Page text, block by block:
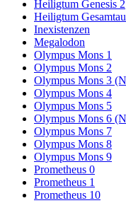
Heiligtum Genesis 2
Heiligtum
Inexistenzen
Megalodon
Olympus Mons 1
Olympus Mons 2
Olympus Mons 3
Olympus Mons 4
Olympus Mons 5
Olympus Mons 6
Olympus Mons 7
Olympus Mons 8
Olympus Mons 9
Prometheus 0
Prometheus 1
Prometheus 10